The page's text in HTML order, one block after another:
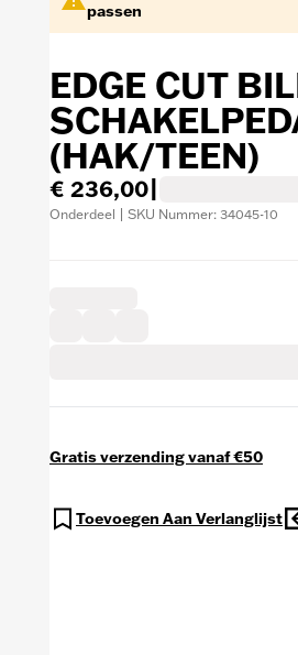
passen
EDGE CUT
(HAK/TEEN)
€ 236,00
Onderdeel | SKU Nummer: 34045-10
Gratis verzending vanaf €50
Toevoegen Aan Verlanglijst